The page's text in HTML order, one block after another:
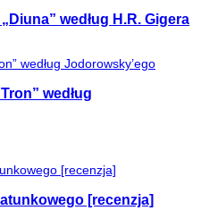
według H.R. Gigera
według
[recenzja]